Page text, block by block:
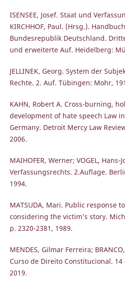
ISENSEE, Josef. Staat und
KIRCHHOF, Paul. (Hrsg.).
Bundesrepublik Deutschland.
und erweiterte Auf. Heidelberg:
JELLINEK, Georg. System der
Rechte. 2. Auf. Tübingen: Mohr,
KAHN, Robert A. Cross-burning,
development of hate speech Law
Germany. Detroit Mercy Law
2006.
MAIHOFER, Werner; VOGEL,
Verfassungsrechts. 2.Auflage.
1994.
MATSUDA, Mari. Public response
considering the victim’s story.
p. 2320-2381, 1989.
MENDES, Gilmar Ferreira;
Curso de Direito Constitucional. 14
2019.